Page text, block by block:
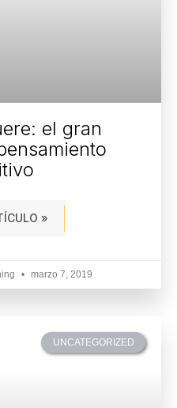
el gran
»
marzo 7, 2019
UNCATEGORIZED